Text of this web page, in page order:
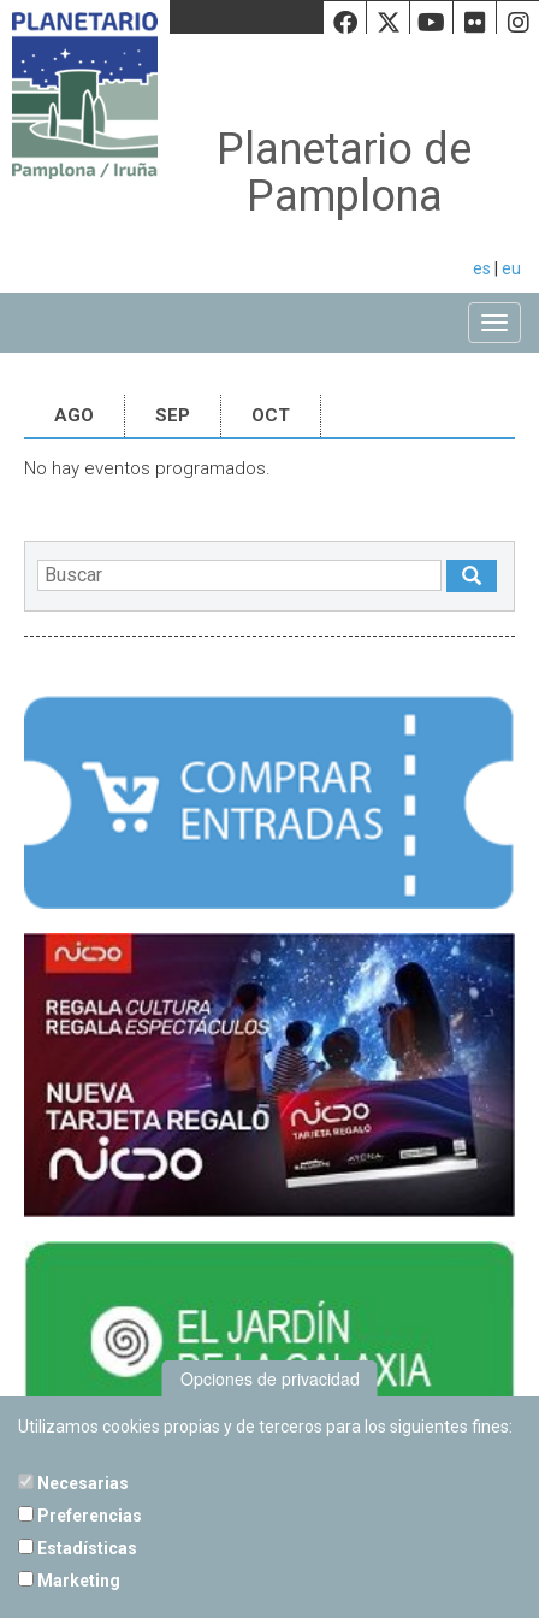
Facebook
Twiiter
Planetario de
Pamplona
es eu
AGO SEP OCT
No hay eventos programados.
Opciones de privacidad
Utilizamos cookies propias y de terceros para los siguientes fines:
Necesarias
Preferencias
Estadísticas
Marketing